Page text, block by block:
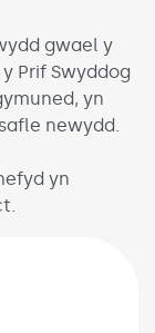
gwael y
Prif Swyddog
yn
newydd.
yn